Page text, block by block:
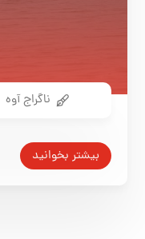
ناگراج آوه
بیشتر بخوانید